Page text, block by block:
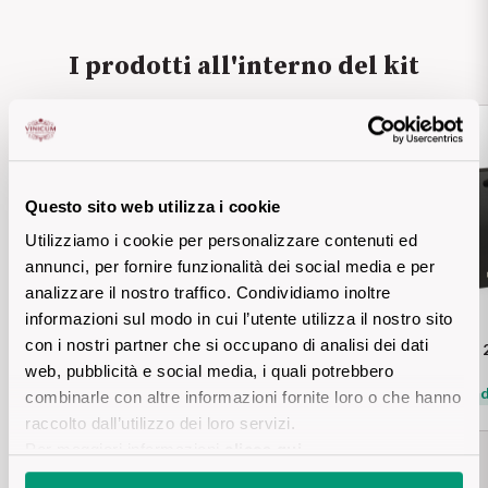
Questo sito web utilizza i cookie
Utilizziamo i cookie per personalizzare contenuti ed
annunci, per fornire funzionalità dei social media e per
analizzare il nostro traffico. Condividiamo inoltre
informazioni sul modo in cui l’utente utilizza il nostro sito
con i nostri partner che si occupano di analisi dei dati
web, pubblicità e social media, i quali potrebbero
combinarle con altre informazioni fornite loro o che hanno
raccolto dall’utilizzo dei loro servizi.
Toscana
Umbria
Veneto
La Champagne
PROVENIENZA
Vini Lucani
Vini Friulani
Vini Laziali
Vini Lombardi
Vini Piemontesi
Vini Pugliesi
I prodotti all'interno del kit
Valpolicella Classico DOC
Mostra di più
ASTUCCIO -
Mostra